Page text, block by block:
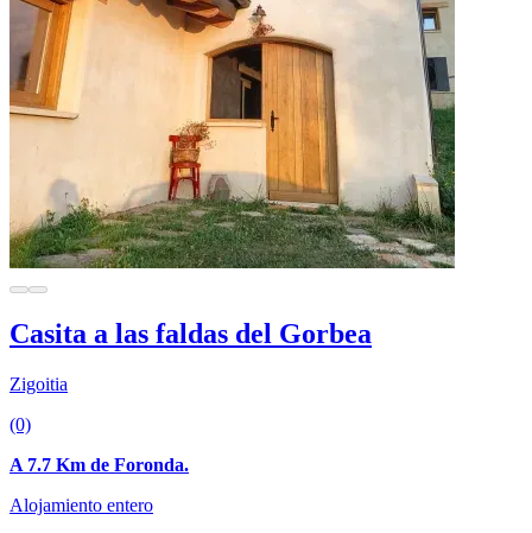
Casita a las faldas del Gorbea
Zigoitia
(0)
A 7.7 Km de Foronda.
Alojamiento entero